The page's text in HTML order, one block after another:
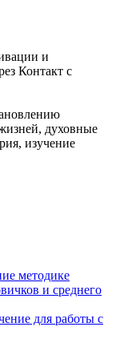
и
Контакт с
духовные
изучение
методике
и среднего
для работы с